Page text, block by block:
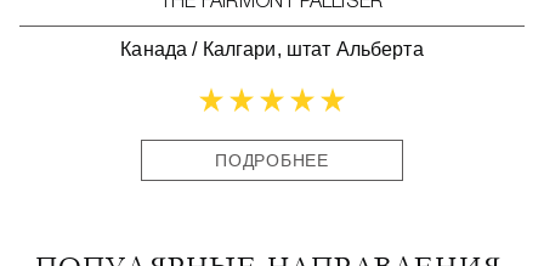
Канада / Калгари, штат Альберта
ПОДРОБНЕЕ